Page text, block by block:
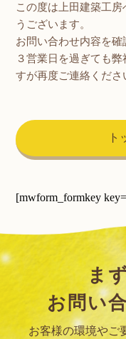
この度は上田建築工
うございます。
お問い合わせ内容を確
３営業日を過ぎても
すが再度ご連絡くださ
ト
[mwform_formkey
ま
お問い
お客様の環境やご